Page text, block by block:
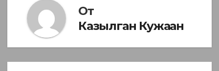
От
Казылган Кужаан